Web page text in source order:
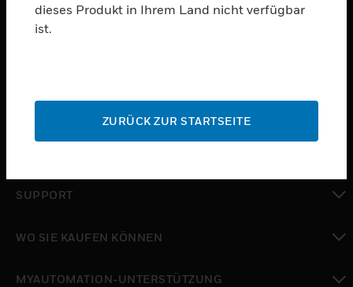
PRODUKTE
toggle view
toggle view
toggle view
SUPPORT
WO SIE KAUFEN KÖNNEN
MYAUTOMATION-UNTERSTÜTZUNG
dieses Produkt in Ihrem Land nicht verfügbar
ist.
ZURÜCK ZUR STARTSEITE